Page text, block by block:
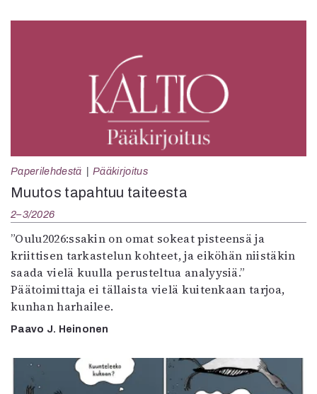
Paperilehdestä Pääkirjoitus
Muutos tapahtuu taiteesta
2–3/2026
”Oulu2026:ssakin on omat sokeat pisteensä ja
kriittisen tarkastelun kohteet, ja eiköhän niistäkin
saada vielä kuulla perusteltua analyysiä.”
Päätoimittaja ei tällaista vielä kuitenkaan tarjoa,
kunhan harhailee.
Paavo J. Heinonen